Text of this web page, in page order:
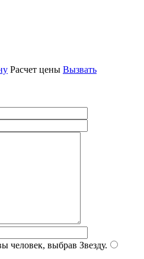
Расчет цены Вызвать
человек, выбрав Звезду.